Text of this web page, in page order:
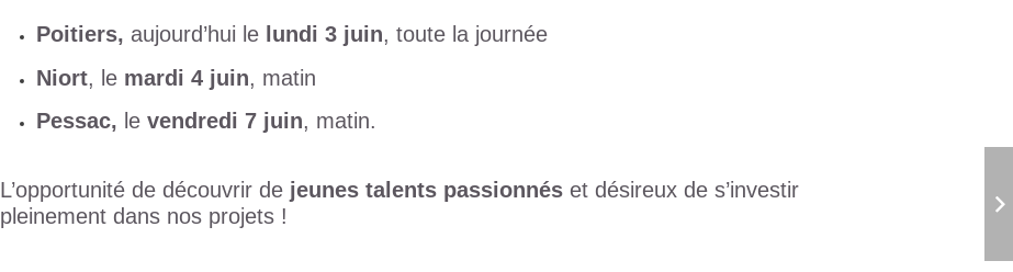
Poitiers, aujourd’hui lelundi 3 juin, toute la journée
Niort, le mardi 4 juin, matin
Pessac, le vendredi 7 juin, matin.
L’opportunité de découvrir de jeunes talents passionnés et désireux de s’investir
pleinement dans nos projets !